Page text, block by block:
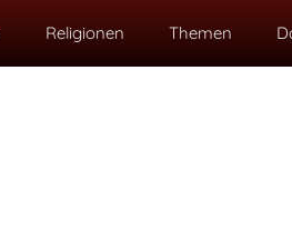
Religionen Themen